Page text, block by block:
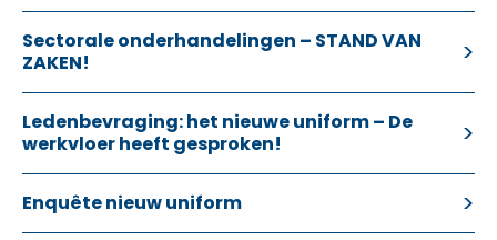
Sectorale onderhandelingen – STAND VAN
ZAKEN!
Ledenbevraging: het nieuwe uniform – De
werkvloer heeft gesproken!
Enquête nieuw uniform